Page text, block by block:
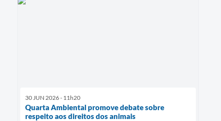
30 JUN 2026 - 11h20
Quarta Ambiental promove debate sobre
respeito aos direitos dos animais